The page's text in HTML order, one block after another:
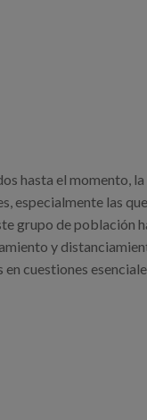
hasta el momento,
especialmente las
grupo de población
y
cuestiones